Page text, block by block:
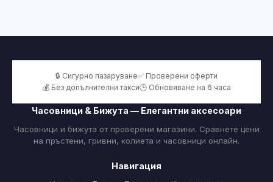
🔒 Сигурно пазаруване✅ Проверени оферти
💰 Без допълнителни такси🕒 Обновяване на 6 часа
Часовници & Бижута — Елегантни аксесоари
Часовници и бижута от проверени магазини. Сравнете цени
на пръстени, гривни, колиета и часовници онлайн.
Навигация